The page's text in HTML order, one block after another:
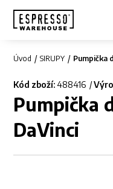
Úvod SIRUPY Pumpička
Kód zboží:488416
Pumpička
DaVinci